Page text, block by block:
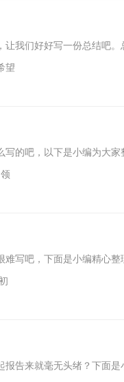
让我们好好写一份总结吧。
望
写的吧，以下是小编为大家
难写吧，下面是小编精心整
报告来就毫无头绪？下面是